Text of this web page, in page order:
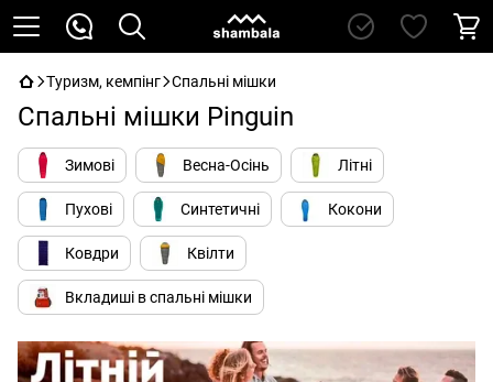
Туризм, кемпінг Спальні мішки
Спальні мішки Pinguin
Зимові Весна-Осінь Літні
Пухові Синтетичні Кокони
Ковдри Квілти
Вкладиші в спальні мішки